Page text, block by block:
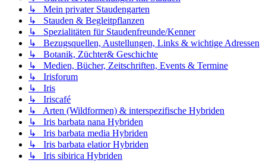
↳ Mein privater Staudengarten
↳ Stauden & Begleitpflanzen
↳ Spezialitäten für Staudenfreunde/Kenner
↳ Bezugsquellen, Austellungen, Links & wichtige Adressen
↳ Botanik, Züchter& Geschichte
↳ Medien, Bücher, Zeitschriften, Events & Termine
↳ Irisforum
↳ Iris
↳ Iriscafé
↳ Arten (Wildformen) & interspezifische Hybriden
↳ Iris barbata nana Hybriden
↳ Iris barbata media Hybriden
↳ Iris barbata elatior Hybriden
↳ Iris sibirica Hybriden